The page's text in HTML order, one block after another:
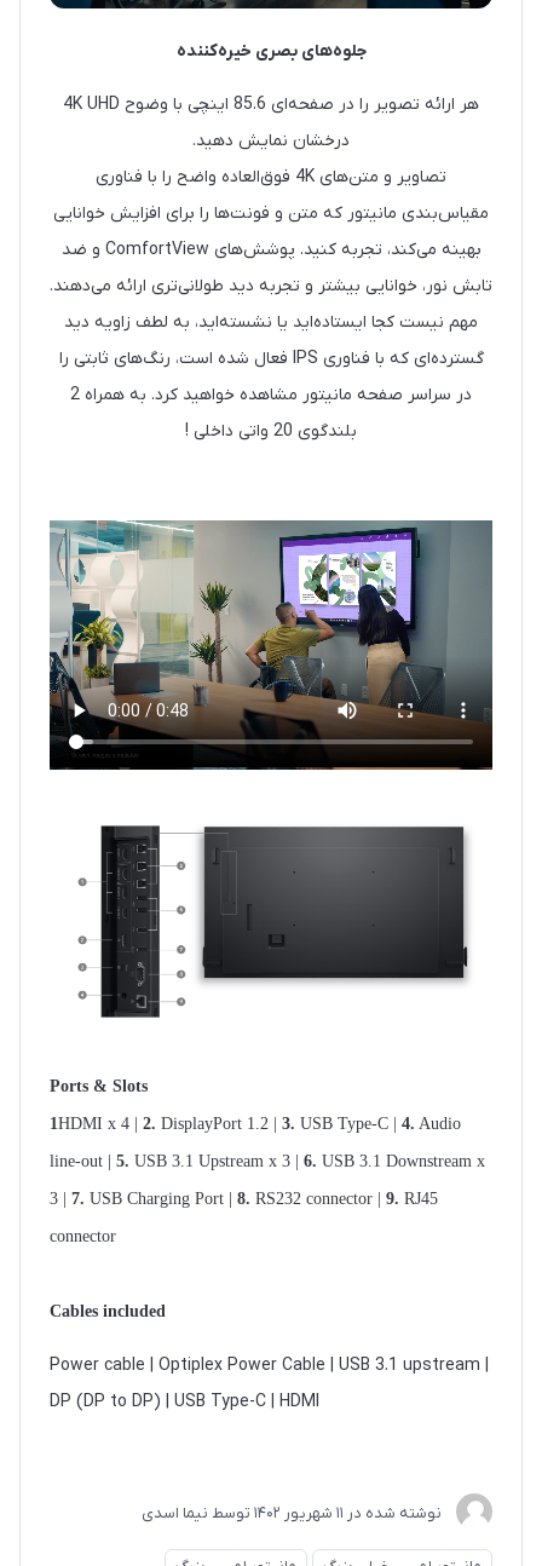
جلوه‌های بصری خیره‌کننده
هر ارائه تصویر را در صفحه‌ای 85.6 اینچی با وضوح 4K UHD
درخشان نمایش دهید.
تصاویر و متن‌های 4K فوق‌العاده واضح را با فناوری
مقیاس‌بندی مانیتور که متن و فونت‌ها را برای افزایش خوانایی
بهینه می‌کند، تجربه کنید. پوشش‌های ComfortView و ضد
تابش نور، خوانایی بیشتر و تجربه دید طولانی‌تری ارائه می‌دهند.
مهم نیست کجا ایستاده‌اید یا نشسته‌اید، به لطف زاویه دید
گسترده‌ای که با فناوری IPS فعال شده است، رنگ‌های ثابتی را
در سراسر صفحه مانیتور مشاهده خواهید کرد. به همراه 2
بلندگوی 20 واتی داخلی !
Ports & Slots
1HDMI x 4 | 2. DisplayPort 1.2 | 3. USB Type-C | 4. Audio
line-out | 5. USB 3.1 Upstream x 3 | 6. USB 3.1 Downstream x
3 | 7. USB Charging Port | 8. RS232 connector | 9. RJ45
connector
Cables included
Power cable | Optiplex Power Cable | USB 3.1 upstream |
DP (DP to DP) | USB Type-C | HDMI
نوشته شده در 11 شهریور 1402 توسط نیما اسدی